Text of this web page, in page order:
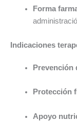
Forma
Indicaciones
Prevención
Protección
Apoyo